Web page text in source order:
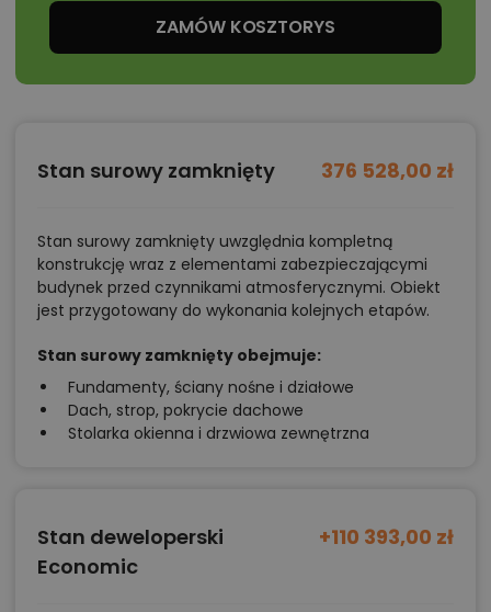
zamknąć drzwi po godzinach. W domu parterowym
to naprawdę duży komfort.
Dwie łazienki – mniejsza (2,90 m²) i większa (6,00 m²) –
trudu pomieści zarównoprysznic typu walk-in 120
pełnić funkcję łazienki gościnnej lub „łazienki szybkich
poranków” dla jednej osoby. Taki podział porządkuje
codzienność bez konfliktów o przestrzeń.
Zaplecze techniczne i użytkowe
Jednym z atutów Kordian Nano jest to, że funkcje
techniczne nie są „wciśnięte”, tylko rozplanowane jak
akcesoria do sprzątania i sprzęty domowe w jednym
miejscu, bez rozstawiania ich po łazienkach i
ZAMÓW KOSZTORYS
Stan surowy zamknięty 376 528,00 zł
Stan surowy zamknięty uwzględnia kompletną
konstrukcję wraz z elementami zabezpieczającymi
budynek przed czynnikami atmosferycznymi. Obiekt
jest przygotowany do wykonania kolejnych etapów.
Stan surowy zamknięty obejmuje:
Fundamenty, ściany nośne i działowe
Dach, strop, pokrycie dachowe
Stolarka okienna i drzwiowa zewnętrzna
Stan deweloperski
Economic
+110 393,00 zł